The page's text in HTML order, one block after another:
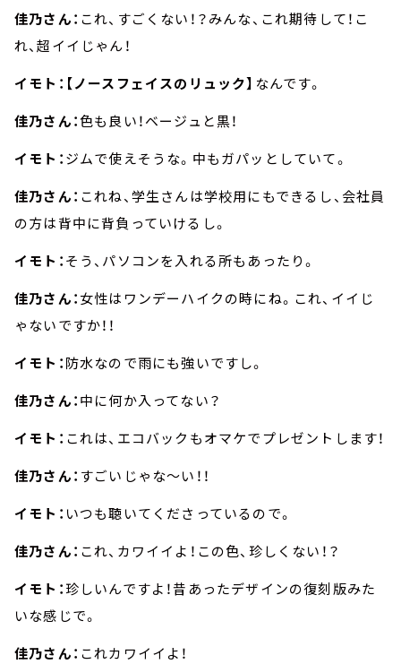
佳乃さん： これ、すごくない！？みんな、これ期待して！こ
れ、超イイじゃん！
イモト：【ノースフェイスのリュック】 なんです。
佳乃さん：色も良い！ベージュと黒！
イモト：ジムで使えそうな。中もガパッとしていて。
佳乃さん： これね、学生さんは学校用にもできるし、会社員
の方は背中に背負っていけるし。
イモト：そう、パソコンを入れる所もあったり。
佳乃さん：女性はワンデーハイクの時にね。これ、イイじ
ゃないですか！！
イモト：防水なので雨にも強いですし。
佳乃さん：中に何か入ってない？
イモト： これは、エコバックもオマケでプレゼントします！
佳乃さん： すごいじゃな～い！！
イモト： いつも聴いてくださっているので。
佳乃さん： これ、カワイイよ！この色、珍しくない！？
イモト：珍しいんですよ！昔あったデザインの復刻版みた
いな感じで。
佳乃さん： これカワイイよ！